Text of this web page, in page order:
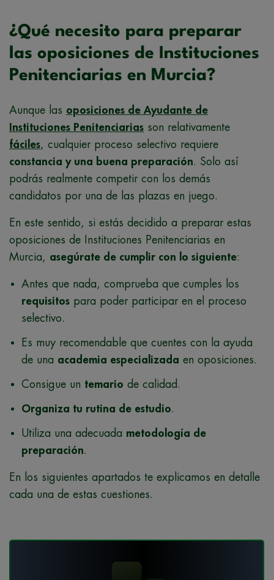
¿Qué necesito para preparar
las oposiciones de Instituciones
Penitenciarias en Murcia?
Aunque las oposiciones de Ayudante de
Instituciones Penitenciarias son relativamente
fáciles, cualquier proceso selectivo requiere
constancia y una buena preparación. Solo así
podrás realmente competir con los demás
candidatos por una de las plazas en juego.
En este sentido, si estás decidido a preparar estas
oposiciones de Instituciones Penitenciarias en
Murcia, asegúrate de cumplir con lo siguiente:
Antes que nada, comprueba que cumples los
requisitos para poder participar en el proceso
selectivo.
Es muy recomendable que cuentes con la ayuda
de una academia especializada en oposiciones.
Consigue un temario de calidad.
Organiza tu rutina de estudio.
Utiliza una adecuada metodología de
preparación.
En los siguientes apartados te explicamos en detalle
cada una de estas cuestiones.